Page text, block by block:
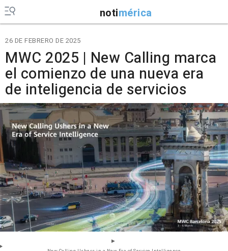
notimérica
26 DE FEBRERO DE 2025
MWC 2025 | New Calling marca
el comienzo de una nueva era
de inteligencia de servicios